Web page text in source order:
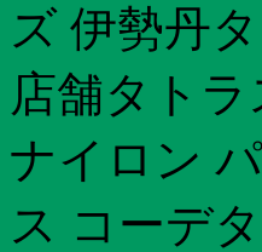
ズ 伊勢丹
店舗タト
ナイロン
ス コーデ